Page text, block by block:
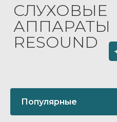
СЛУХОВЫЕ
АППАРАТЫ
RESOUND